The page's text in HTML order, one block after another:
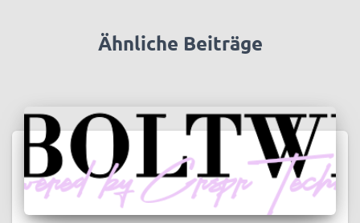
Ähnliche Beiträge